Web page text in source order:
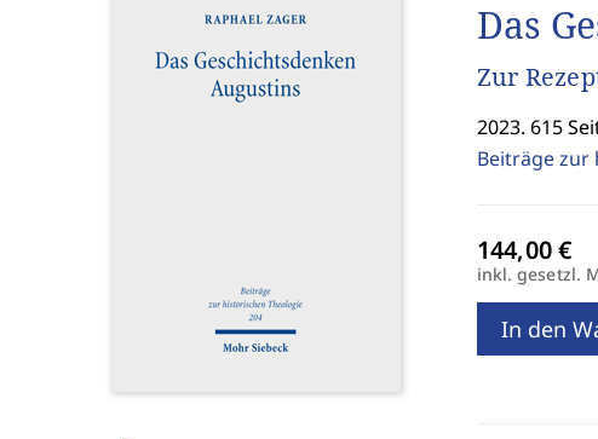
Das
Zur
2023. 615
Beiträge zur
inkl. gesetzl.
In den